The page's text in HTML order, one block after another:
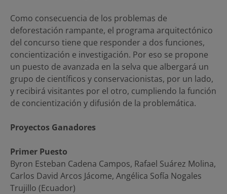
Como consecuencia de los problemas de
deforestación rampante, el programa arquitectónico
del concurso tiene que responder a dos funciones,
concientización e investigación. Por eso se propone
un puesto de avanzada en la selva que albergará un
grupo de científicos y conservacionistas, por un lado,
y recibirá visitantes por el otro, cumpliendo la función
de concientización y difusión de la problemática.
Proyectos Ganadores
Primer Puesto
Byron Esteban Cadena Campos, Rafael Suárez Molina,
Carlos David Arcos Jácome, Angélica Sofía Nogales
Trujillo (Ecuador)